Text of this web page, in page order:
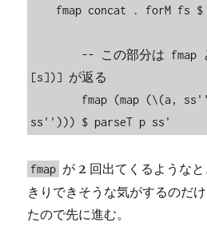
[s])] が返る
ss''))) $ parseT p ss'
fmap が 2 回出てくるような
きりできそうな気がするのだ
たので先に進む。